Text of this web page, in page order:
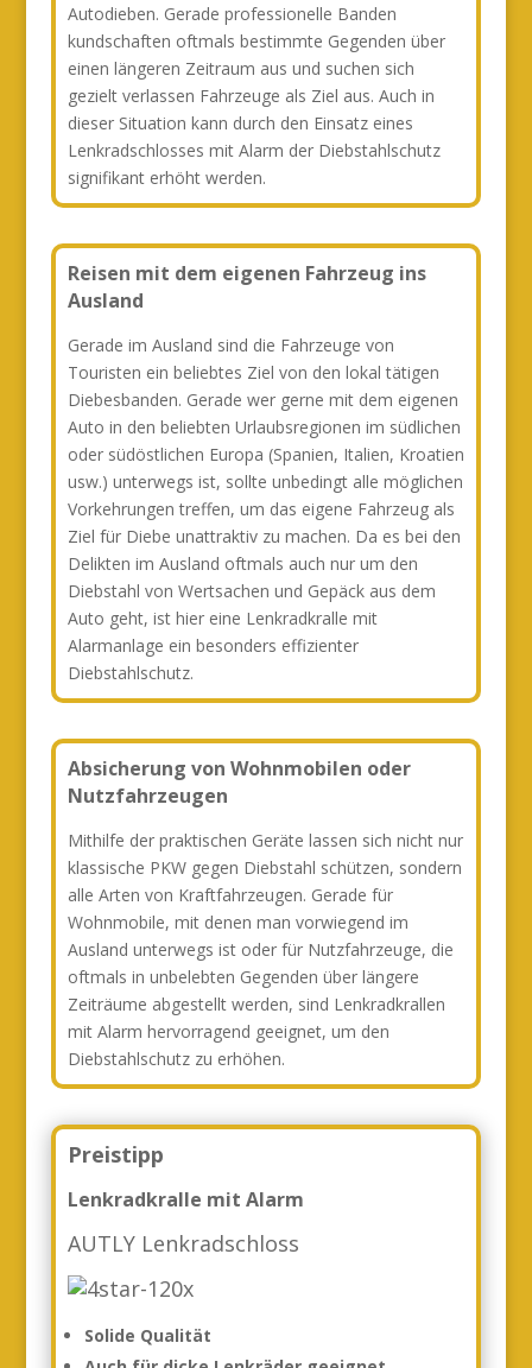
Autodieben. Gerade professionelle Banden
kundschaften oftmals bestimmte Gegenden über
einen längeren Zeitraum aus und suchen sich
gezielt verlassen Fahrzeuge als Ziel aus. Auch in
dieser Situation kann durch den Einsatz eines
Lenkradschlosses mit Alarm der Diebstahlschutz
signifikant erhöht werden.
Reisen mit dem eigenen Fahrzeug ins
Ausland
Gerade im Ausland sind die Fahrzeuge von
Touristen ein beliebtes Ziel von den lokal tätigen
Diebesbanden. Gerade wer gerne mit dem eigenen
Auto in den beliebten Urlaubsregionen im südlichen
oder südöstlichen Europa (Spanien, Italien, Kroatien
usw.) unterwegs ist, sollte unbedingt alle möglichen
Vorkehrungen treffen, um das eigene Fahrzeug als
Ziel für Diebe unattraktiv zu machen. Da es bei den
Delikten im Ausland oftmals auch nur um den
Diebstahl von Wertsachen und Gepäck aus dem
Auto geht, ist hier eine Lenkradkralle mit
Alarmanlage ein besonders effizienter
Diebstahlschutz.
Absicherung von Wohnmobilen oder
Nutzfahrzeugen
Mithilfe der praktischen Geräte lassen sich nicht nur
klassische PKW gegen Diebstahl schützen, sondern
alle Arten von Kraftfahrzeugen. Gerade für
Wohnmobile, mit denen man vorwiegend im
Ausland unterwegs ist oder für Nutzfahrzeuge, die
oftmals in unbelebten Gegenden über längere
Zeiträume abgestellt werden, sind Lenkradkrallen
mit Alarm hervorragend geeignet, um den
Diebstahlschutz zu erhöhen.
Preistipp
Lenkradkralle mit Alarm
AUTLY Lenkradschloss
Solide Qualität